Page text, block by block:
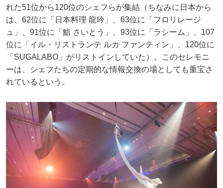
れた51位から120位のシェフらが集結（ちなみに日本から
は、62位に「日本料理 龍吟」、63位に「フロリレージ
ュ」、91位に「鮨 さいとう」、93位に「ラシーム」、107
位に「イル・リストランテ ルカ ファンティン」、120位に
「SUGALABO」がリストインしていた）。このセレモニ
ーは、シェフたちの定期的な情報交換の場としても重宝さ
れているという。